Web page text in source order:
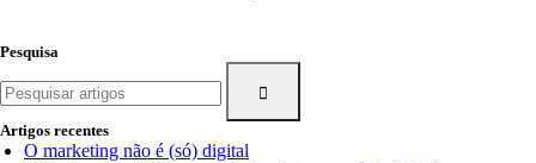
Pesquisa
for:
Artigos recentes
O marketing não é (só) digital